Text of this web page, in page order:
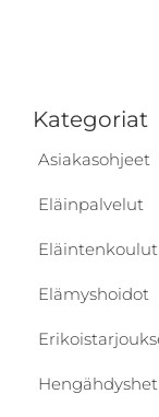
Kategoriat
Asiakasohjeet
Eläinpalvelut
Elämyshoidot